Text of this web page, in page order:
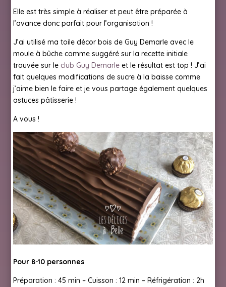
Elle est très simple à réaliser et peut être préparée à
l’avance donc parfait pour l’organisation !
J’ai utilisé ma toile décor bois de Guy Demarle avec le
moule à bûche comme suggéré sur la recette initiale
trouvée sur le club Guy Demarle et le résultat est top ! J’ai
fait quelques modifications de sucre à la baisse comme
j’aime bien le faire et je vous partage également quelques
astuces pâtisserie !
A vous !
Pour 8-10 personnes
Préparation : 45 min – Cuisson : 12 min – Réfrigération : 2h